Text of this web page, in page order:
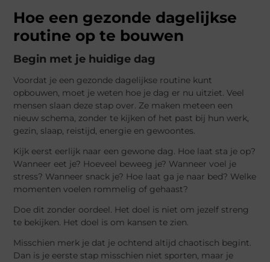
Hoe een gezonde dagelijkse
routine op te bouwen
Begin met je huidige dag
Voordat je een gezonde dagelijkse routine kunt
opbouwen, moet je weten hoe je dag er nu uitziet. Veel
mensen slaan deze stap over. Ze maken meteen een
nieuw schema, zonder te kijken of het past bij hun werk,
gezin, slaap, reistijd, energie en gewoontes.
Kijk eerst eerlijk naar een gewone dag. Hoe laat sta je op?
Wanneer eet je? Hoeveel beweeg je? Wanneer voel je
stress? Wanneer snack je? Hoe laat ga je naar bed? Welke
momenten voelen rommelig of gehaast?
Doe dit zonder oordeel. Het doel is niet om jezelf streng
te bekijken. Het doel is om kansen te zien.
Misschien merk je dat je ochtend altijd chaotisch begint.
Dan is je eerste stap misschien niet sporten, maar je